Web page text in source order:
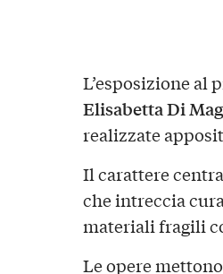
L’esposizione al
Elisabetta Di
realizzate
Il carattere
che intreccia
materiali fragili
Le opere